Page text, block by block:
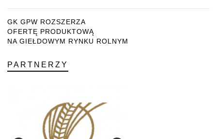
GK GPW ROZSZERZA
OFERTĘ PRODUKTOWĄ
NA GIEŁDOWYM RYNKU ROLNYM
PARTNERZY